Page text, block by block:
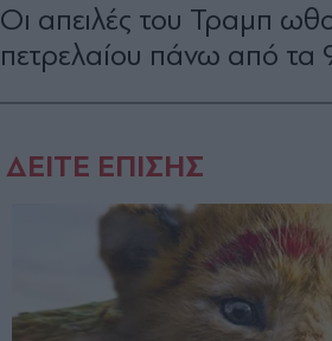
Οι απειλές του Τραμπ
πετρελαίου πάνω από τα